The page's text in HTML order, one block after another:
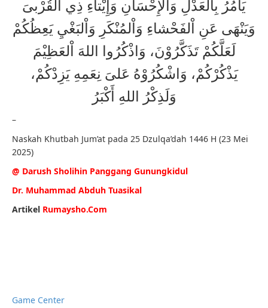
يَأْمُرُ بِاْلعَدْلِ وَاْلإِحْسَانِ وَإِيْتاءِ ذِي اْلقُرْبىَ
وَيَنْهَى عَنِ اْلفَحْشاءِ وَاْلمُنْكَرِ وَاْلبَغْيِ يَعِظُكُمْ
لَعَلَّكُمْ تَذَكَّرُوْنَ، وَاذْكُرُوا اللهَ اْلعَظِيْمَ
يَذْكُرْكُمْ، وَاشْكُرُوْهُ عَلىَ نِعَمِهِ يَزِدْكُمْ،
وَلَذِكْرُ اللهِ أَكْبَرُ
–
Naskah Khutbah Jum’at pada 25 Dzulqa’dah 1446 H (23 Mei
2025)
@ Darush Sholihin Panggang Gunungkidul
Dr. Muhammad Abduh Tuasikal
Artikel Rumaysho.Com
Game Center